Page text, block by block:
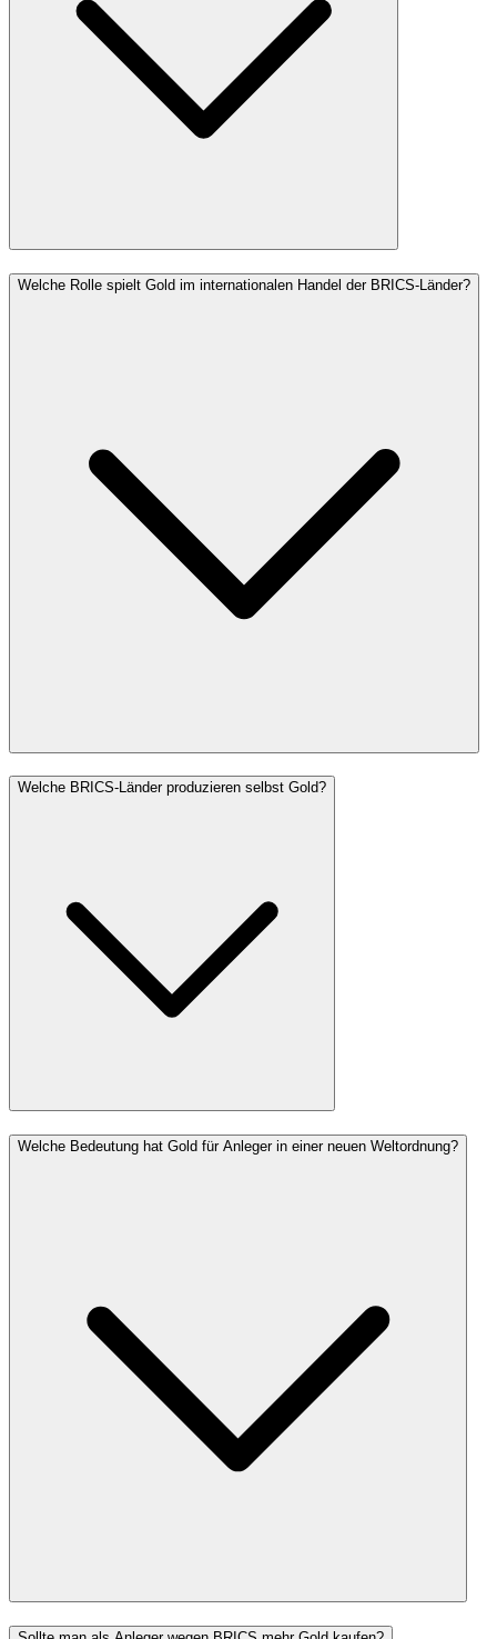
Welche Rolle spielt Gold im internationalen Handel der BRICS-Länder?
Welche BRICS-Länder produzieren selbst Gold?
Welche Bedeutung hat Gold für Anleger in einer neuen Weltordnung?